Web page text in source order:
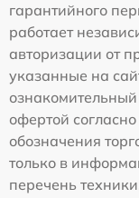
гарантийного
работает
авторизации от
указанные на
офертой
обозначения
только в
перечень